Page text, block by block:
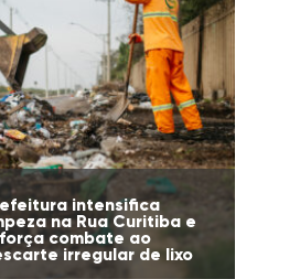
intensifica
na Rua Curitiba e
combate ao
irregular de lixo